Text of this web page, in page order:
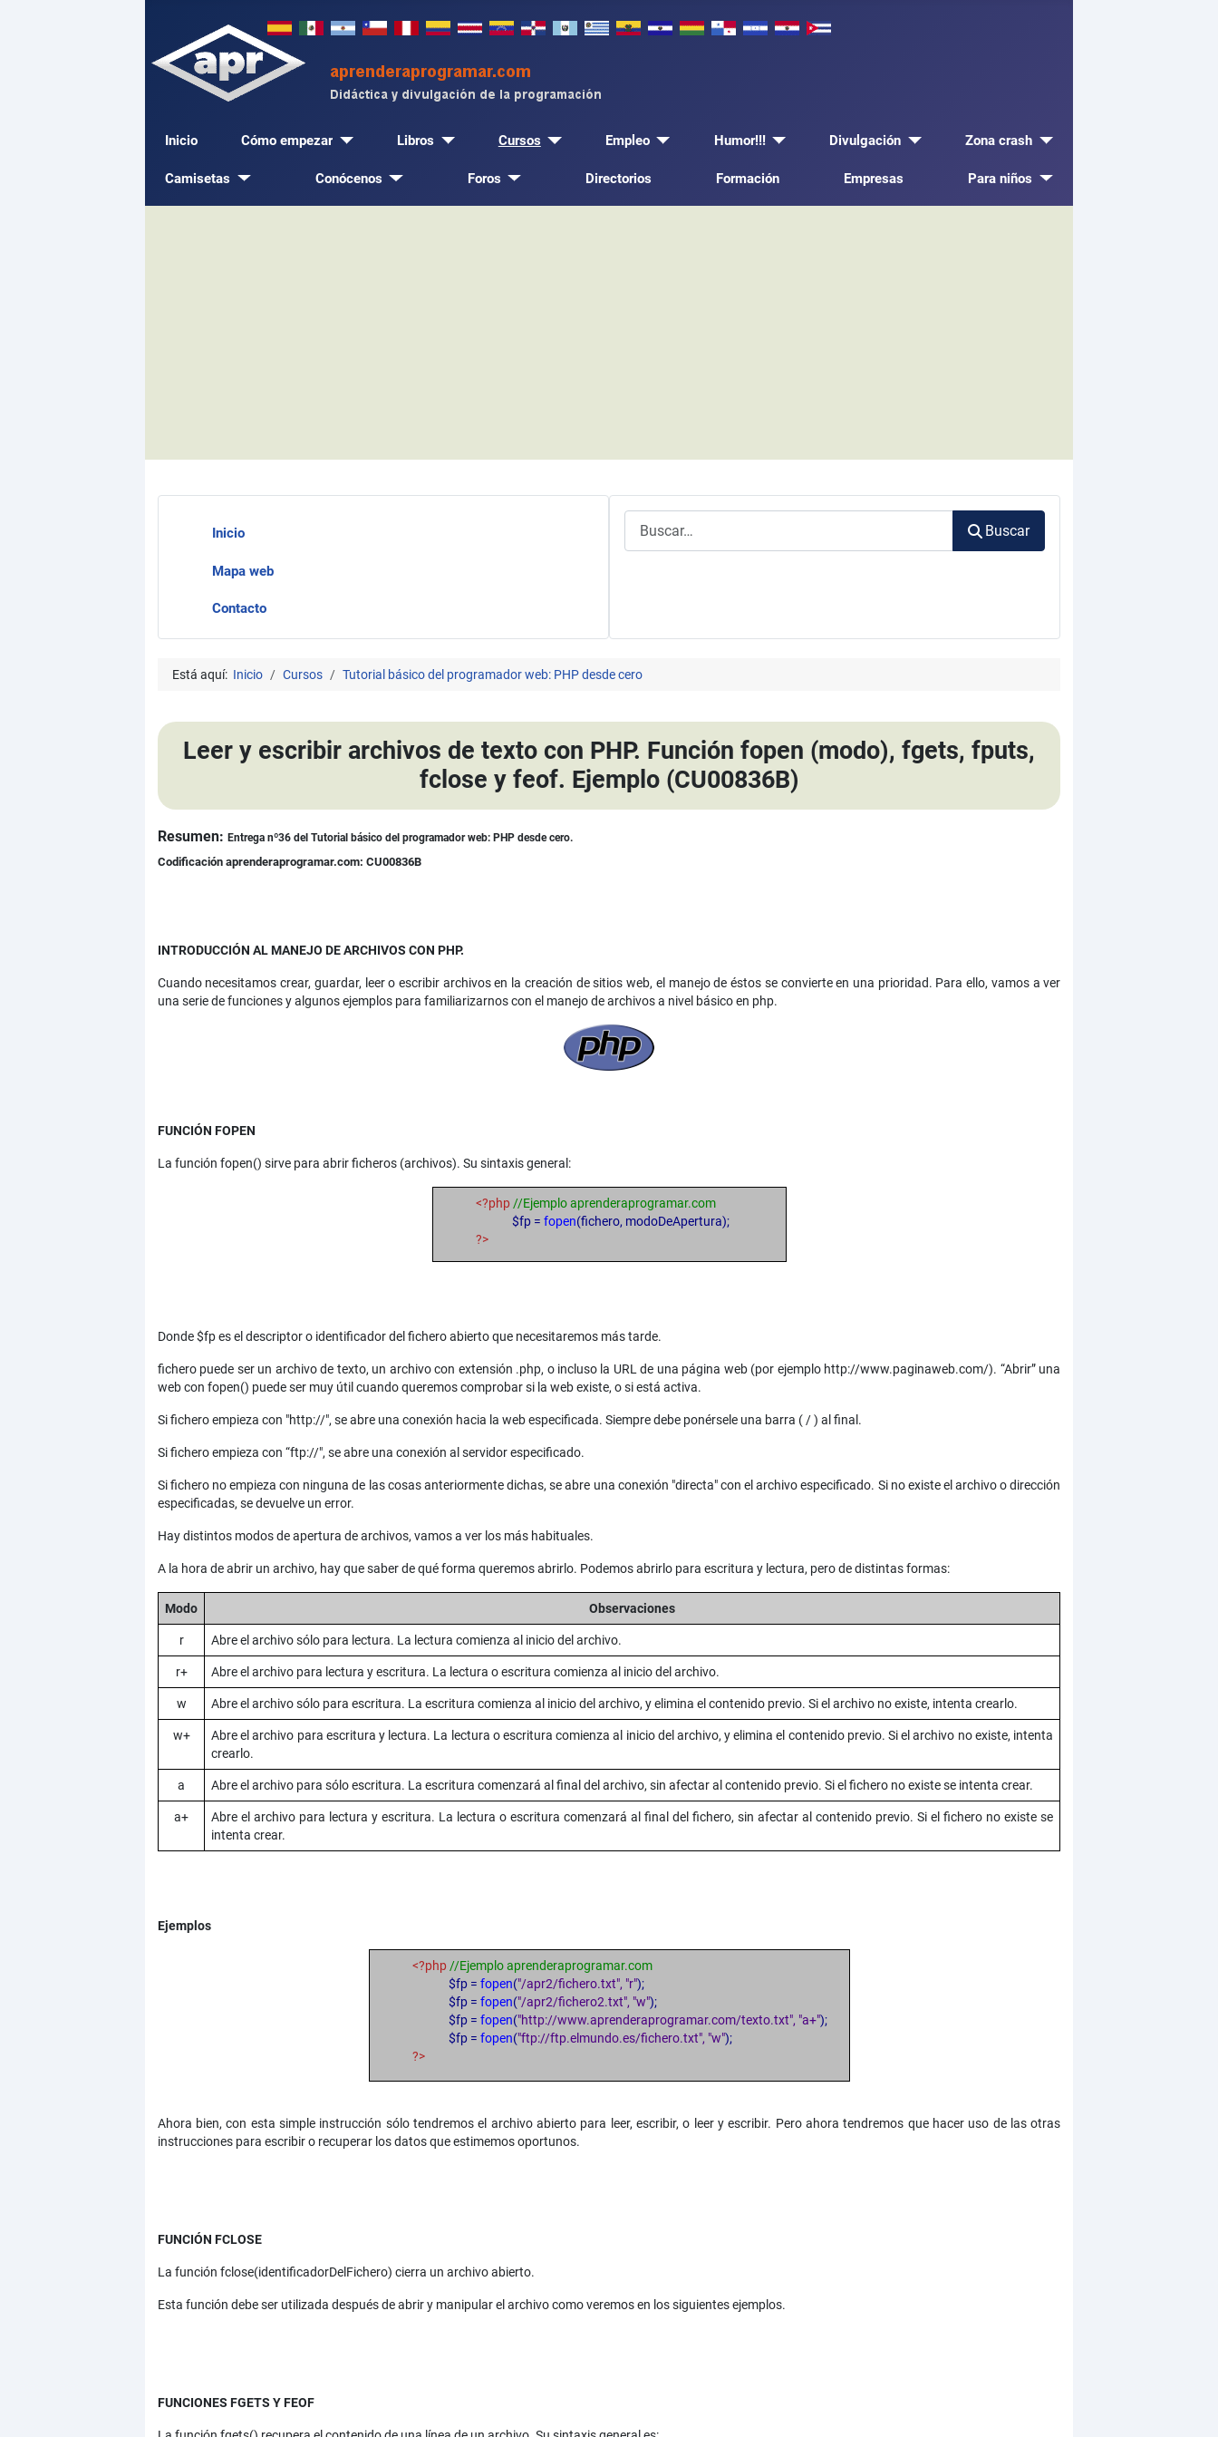
Inicio Cómo empezar Libros Cursos Empleo Humor!!! Divulgación Zona crash
Camisetas Conócenos Foros Directorios Formación Empresas Para niños
Inicio
Mapa web
Contacto
Buscar
Está aquí: Inicio Cursos Tutorial básico del programador web: PHP desde cero
Leer y escribir archivos de texto con PHP. Función fopen (modo), fgets, fputs,
fclose y feof. Ejemplo (CU00836B)
Detalles
Resumen: Entrega nº36del Tutorial básico del programador web: PHP desde cero.
Codificación aprenderaprogramar.com: CU00836B
INTRODUCCIÓN AL MANEJO DE ARCHIVOS CON PHP.
Cuando necesitamos crear, guardar, leer o escribir archivos en la creación de sitios web, el manejo de éstos se convierte en una prioridad. Para ello, vamos a ver
una serie de funciones y algunos ejemplos para familiarizarnos con el manejo de archivos a nivel básico en php.
FUNCIÓN FOPEN
La función fopen() sirve para abrir ficheros (archivos). Su sintaxis general:
<?php //Ejemplo aprenderaprogramar.com
$fp = fopen(fichero, modoDeApertura);
?>
Donde $fp es el descriptor o identificador del fichero abierto que necesitaremos más tarde.
fichero puede ser un archivo de texto, un archivo con extensión .php, o incluso la URL de una página web (por ejemplo http://www.paginaweb.com/). “Abrir” una
web con fopen() puede ser muy útil cuando queremos comprobar si la web existe, o si está activa.
Si fichero empieza con "http://", se abre una conexión hacia la web especificada. Siempre debe ponérsele una barra ( / ) al final.
Si fichero empieza con “ftp://", se abre una conexión al servidor especificado.
Si fichero no empieza con ninguna de las cosas anteriormente dichas, se abre una conexión "directa" con el archivo especificado. Si no existe el archivo o dirección
especificadas, se devuelve un error.
Hay distintos modos de apertura de archivos, vamos a ver los más habituales.
A la hora de abrir un archivo, hay que saber de qué forma queremos abrirlo. Podemos abrirlo para escritura y lectura, pero de distintas formas:
Modo Observaciones
r Abre el archivo sólo para lectura. La lectura comienza al inicio del archivo.
r+ Abre el archivo para lectura y escritura. La lectura o escritura comienza al inicio del archivo.
w Abre el archivo sólo para escritura. La escritura comienza al inicio del archivo, y elimina el contenido previo. Si el archivo no existe, intenta crearlo.
w+
Abre el archivo para escritura y lectura. La lectura o escritura comienza al inicio del archivo, y elimina el contenido previo. Si el archivo no existe, intenta
crearlo.
a Abre el archivo para sólo escritura. La escritura comenzará al final del archivo, sin afectar al contenido previo. Si el fichero no existe se intenta crear.
a+
Abre el archivo para lectura y escritura. La lectura o escritura comenzará al final del fichero, sin afectar al contenido previo. Si el fichero no existe se
intenta crear.
Ejemplos
<?php //Ejemplo aprenderaprogramar.com
$fp = fopen("/apr2/fichero.txt", "r");
$fp = fopen("/apr2/fichero2.txt", "w");
$fp = fopen("http://www.aprenderaprogramar.com/texto.txt", "a+");
$fp = fopen("ftp://ftp.elmundo.es/fichero.txt", "w");
?>
Ahora bien, con esta simple instrucción sólo tendremos el archivo abierto para leer, escribir, o leer y escribir. Pero ahora tendremos que hacer uso de las otras
instrucciones para escribir o recuperar los datos que estimemos oportunos.
FUNCIÓN FCLOSE
La función fclose(identificadorDelFichero) cierra un archivo abierto.
Esta función debe ser utilizada después de abrir y manipular el archivo como veremos en los siguientes ejemplos.
FUNCIONES FGETS Y FEOF